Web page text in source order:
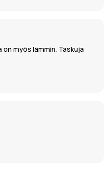
myös lämmin. Taskuja